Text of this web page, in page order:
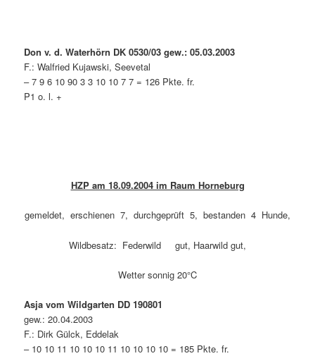
Don v. d. Waterhörn DK 0530/03 gew.: 05.03.2003
F.: Walfried Kujawski, Seevetal
– 7 9 6 10 90 3 3 10 10 7 7 = 126 Pkte. fr.
P1 o. l. +
HZP am 18.09.2004 im Raum Horneburg
gemeldet, erschienen 7, durchgeprüft 5, bestanden 4 Hunde,
Wildbesatz: Federwild gut, Haarwild gut,
Wetter sonnig 20°C
Asja vom Wildgarten DD 190801
gew.: 20.04.2003
F.: Dirk Gülck, Eddelak
– 10 10 11 10 10 10 11 10 10 10 10 = 185 Pkte. fr.